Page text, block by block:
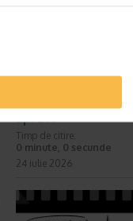
Ep. 257
Timp de citire:
0 minute, 0 secunde
24 iulie 2026